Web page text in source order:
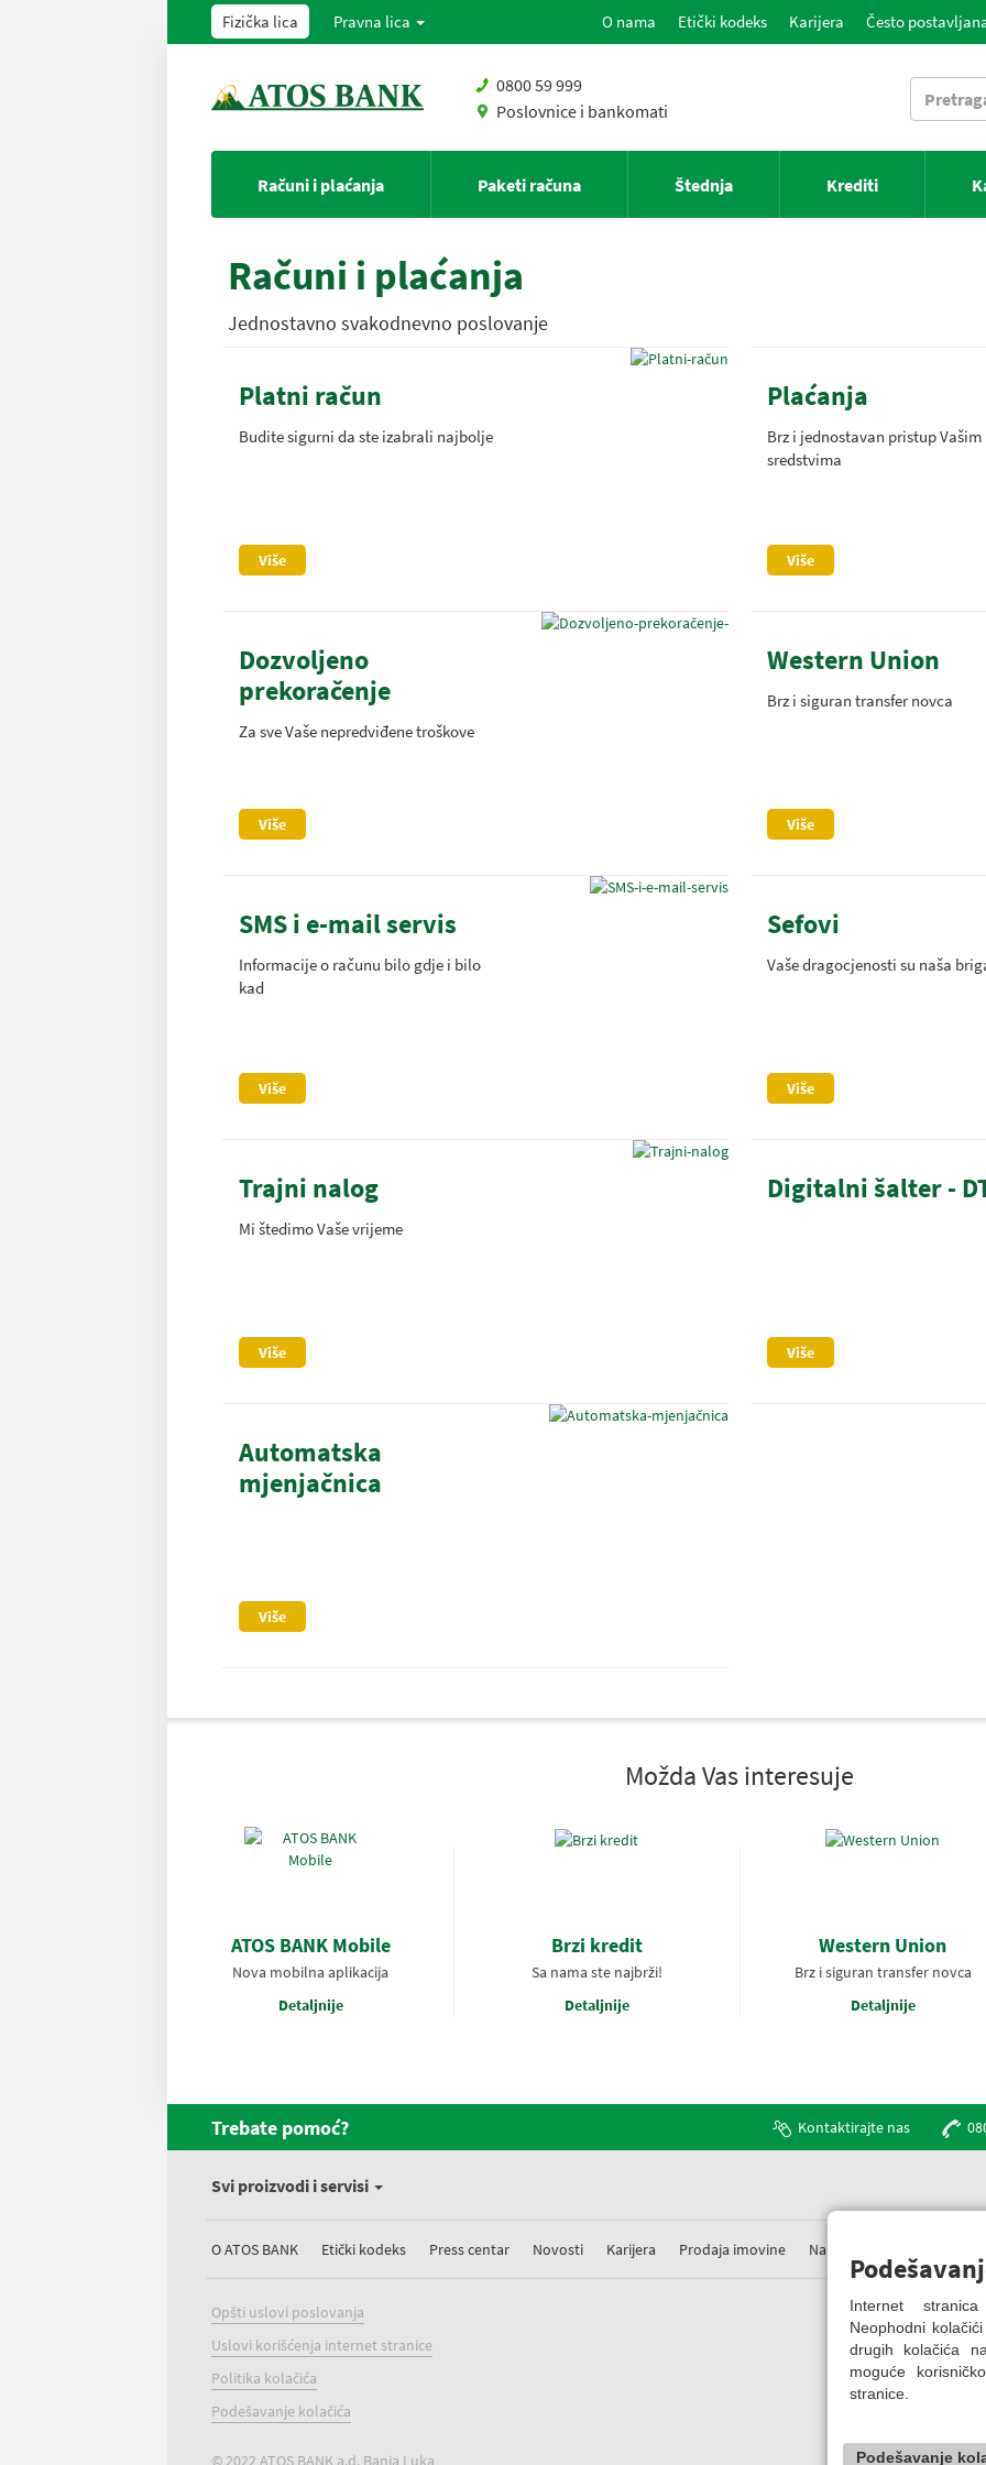
Fizička lica Pravna lica O nama Etički kodeks Karijera Često
0800 59 999
Poslovnice i bankomati
Računi i plaćanja Paketi računa Štednja Krediti
Računi i plaćanja
Jednostavno svakodnevno poslovanje
Platni račun
Budite sigurni da ste izabrali najbolje
Više
Plaćanja
Brz i jednostavan pristup Vašim
sredstvima
Više
Dozvoljeno
prekoračenje
Za sve Vaše nepredviđene troškove
Više
Western Union
Brz i siguran transfer novca
Više
SMS i e-mail servis
Informacije o računu bilo gdje i bilo
kad
Više
Sefovi
Vaše dragocjenosti su naša
Više
Trajni nalog
Mi štedimo Vaše vrijeme
Više
Digitalni šalter -
Više
Automatska
mjenjačnica
Više
Možda Vas interesuje
ATOS BANK Mobile
Nova mobilna aplikacija
Detaljnije
Brzi kredit
Sa nama ste najbrži!
Detaljnije
Western Union
Brz i siguran transfer novca
Detaljnije
Trebate pomoć? Kontaktirajte nas
Svi proizvodi i servisi
O ATOS BANK Etički kodeks Press centar Novosti Karijera Prodaja imovine Nabavke
Opšti uslovi poslovanja
Uslovi korišćenja internet stranice
Politika kolačića
Podešavanje kolačića
© 2022 ATOS BANK a.d. Banja Luka
Internet
Neophodni
drugih kolačića
moguće
stranice.
Podešavanje